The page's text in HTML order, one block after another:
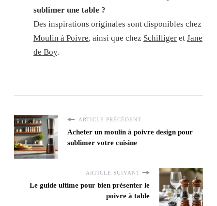
sublimer une table ?
Des inspirations originales sont disponibles chez
Moulin à Poivre, ainsi que chez Schilliger et Jane
de Boy.
ARTICLE PRÉCÉDENT
Acheter un moulin à poivre design pour
sublimer votre cuisine
ARTICLE SUIVANT
Le guide ultime pour bien présenter le
poivre à table